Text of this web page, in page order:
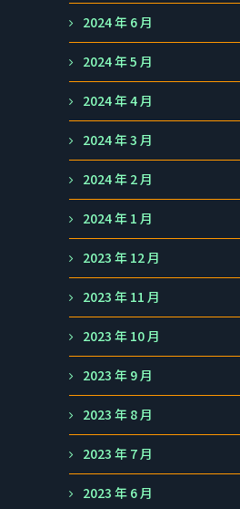
2024 年 6 月
2024 年 5 月
2024 年 4 月
2024 年 3 月
2024 年 2 月
2024 年 1 月
2023 年 12 月
2023 年 11 月
2023 年 10 月
2023 年 9 月
2023 年 8 月
2023 年 7 月
2023 年 6 月